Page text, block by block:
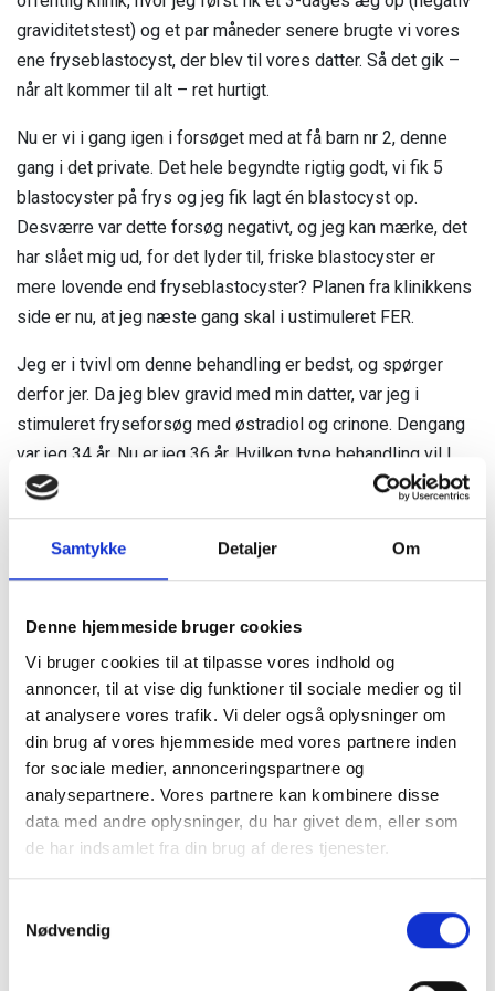
Samtykke Detaljer Om
Denne hjemmeside bruger cookies
Vi bruger cookies til at tilpasse vores indhold og
annoncer, til at vise dig funktioner til sociale medier og til
at analysere vores trafik. Vi deler også oplysninger om
din brug af vores hjemmeside med vores partnere inden
for sociale medier, annonceringspartnere og
analysepartnere. Vores partnere kan kombinere disse
data med andre oplysninger, du har givet dem, eller som
de har indsamlet fra din brug af deres tjenester.
Nødvendig
Fertilitet
Fjernelse af livmoderen
Fertilitet
Liv, identitet og relationer
Podcast
Litteratur og links
Fællesskab og events
Jeg er leder, arbejdsgiver eller HR
Jeg er kollega
Jeg er jobcenter
FAQ
Events
Erhvervssponsor
Om os
Nyheder
Medlemslogin
Kontakt os
graviditetstest) og et par måneder senere brugte vi vores
ene fryseblastocyst, der blev til vores datter. Så det gik –
når alt kommer til alt – ret hurtigt.
Nu er vi i gang igen i forsøget med at få barn nr 2, denne
gang i det private. Det hele begyndte rigtig godt, vi fik 5
blastocyster på frys og jeg fik lagt én blastocyst op.
Desværre var dette forsøg negativt, og jeg kan mærke, det
har slået mig ud, for det lyder til, friske blastocyster er
mere lovende end fryseblastocyster? Planen fra klinikkens
side er nu, at jeg næste gang skal i ustimuleret FER.
Jeg er i tvivl om denne behandling er bedst, og spørger
derfor jer. Da jeg blev gravid med min datter, var jeg i
stimuleret fryseforsøg med østradiol og crinone. Dengang
var jeg 34 år. Nu er jeg 36 år. Hvilken type behandling vil I
anbefale ift mine fryseblastocyster, og er det rigtigt,
fryseblastocyster har mindre chance end friske
blastocyster?
Svar:
Hej.
Det er glædeligt at det gik hurtigt at opnå første graviditet,
og at I nu har fået en datter.
Med hensyn til graviditets chancerne ved brug af friske
eller optøede blastocyster, så er det generelt således, at
Der synes også at være helt ens graviditets rater ved brug